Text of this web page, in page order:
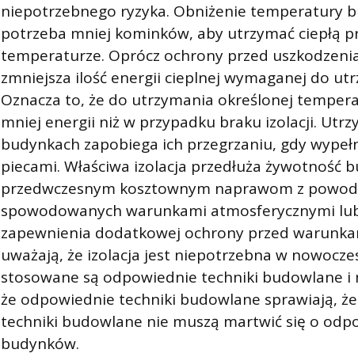
niepotrzebnego ryzyka. Obniżenie temperatury
potrzeba mniej kominków, aby utrzymać ciepłą
temperaturze. Oprócz ochrony przed
zmniejsza ilość energii cieplnej wymaganej do
Oznacza to, że do utrzymania określonej
mniej energii niż w przypadku braku izolacji.
budynkach zapobiega ich przegrzaniu, gdy
piecami. Właściwa izolacja przedłuża żywotność
przedwczesnym kosztownym naprawom z
spowodowanych warunkami atmosferycznymi
zapewnienia dodatkowej ochrony przed
uważają, że izolacja jest niepotrzebna w
stosowane są odpowiednie techniki budowlane i
że odpowiednie techniki budowlane sprawiają,
techniki budowlane nie muszą martwić się o
budynków.